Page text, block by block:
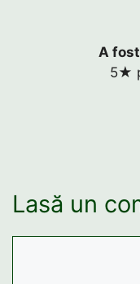
A
5★
Lasă un